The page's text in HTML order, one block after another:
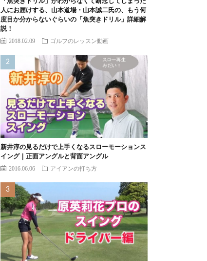
「魚突きドリル」がわからなくて断念してしまった
人にお届けする、山本道場・山本誠二氏の、もう何
度目か分からないぐらいの「魚突きドリル」詳細解
説！
2018.02.09 ゴルフのレッスン動画
新井淳の見るだけで上手くなるスローモーションス
イング｜正面アングルと背面アングル
2016.06.06 アイアンの打ち方